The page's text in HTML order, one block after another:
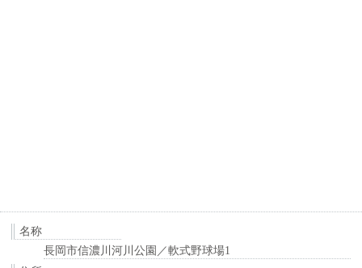
名称
長岡市信濃川河川公園／軟式野球場1